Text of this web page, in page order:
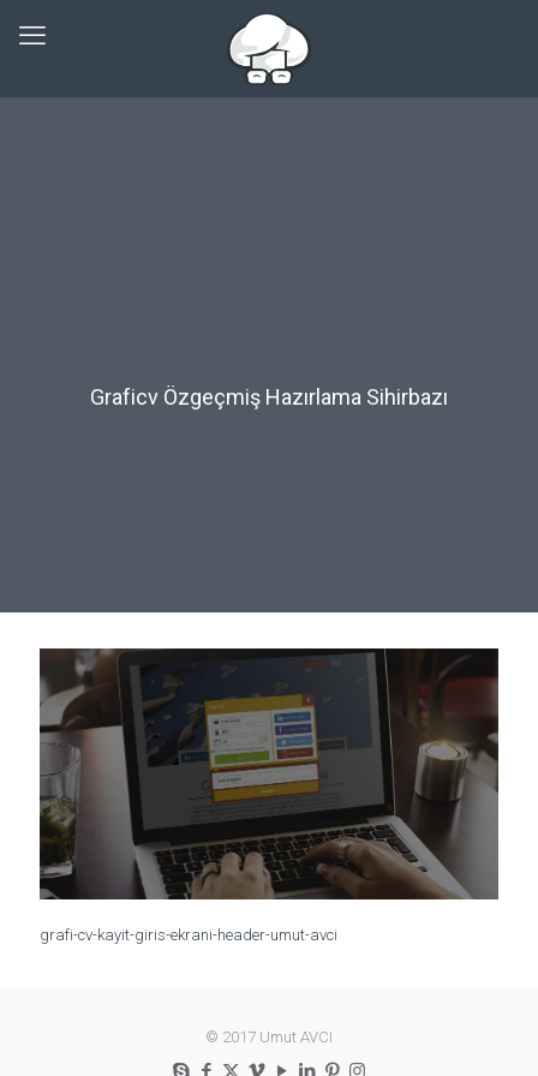
Graficv Özgeçmiş Hazırlama Sihirbazı
grafi-cv-kayit-giris-ekrani-header-umut-avci
© 2017 Umut AVCI